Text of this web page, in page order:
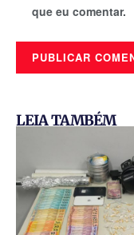
que eu comentar.
LEIA TAMBÉM